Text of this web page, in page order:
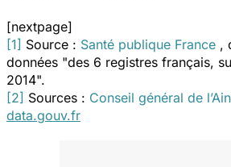
[nextpage]
[1] Source : Santé publique France ,
données "des 6 registres français,
2014".
[2] Sources : Conseil général de l’Ain
data.gouv.fr